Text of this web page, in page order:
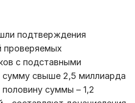
подтверждения
проверяемых
с подставными
сумму свыше 2,5 миллиарда
суммы – 1,2